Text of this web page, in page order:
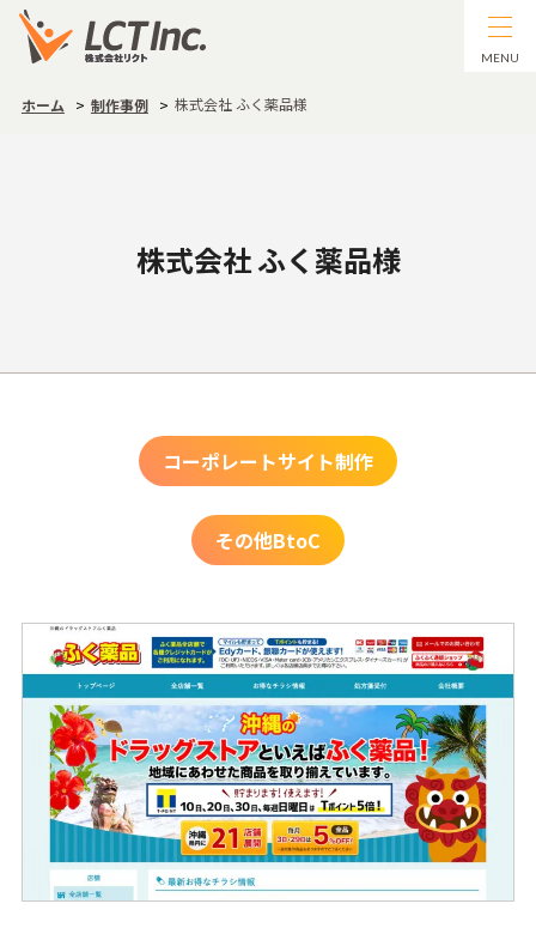
MENU
ホーム 制作事例 株式会社 ふく薬品様
株式会社 ふく薬品様
コーポレートサイト制作
その他BtoC